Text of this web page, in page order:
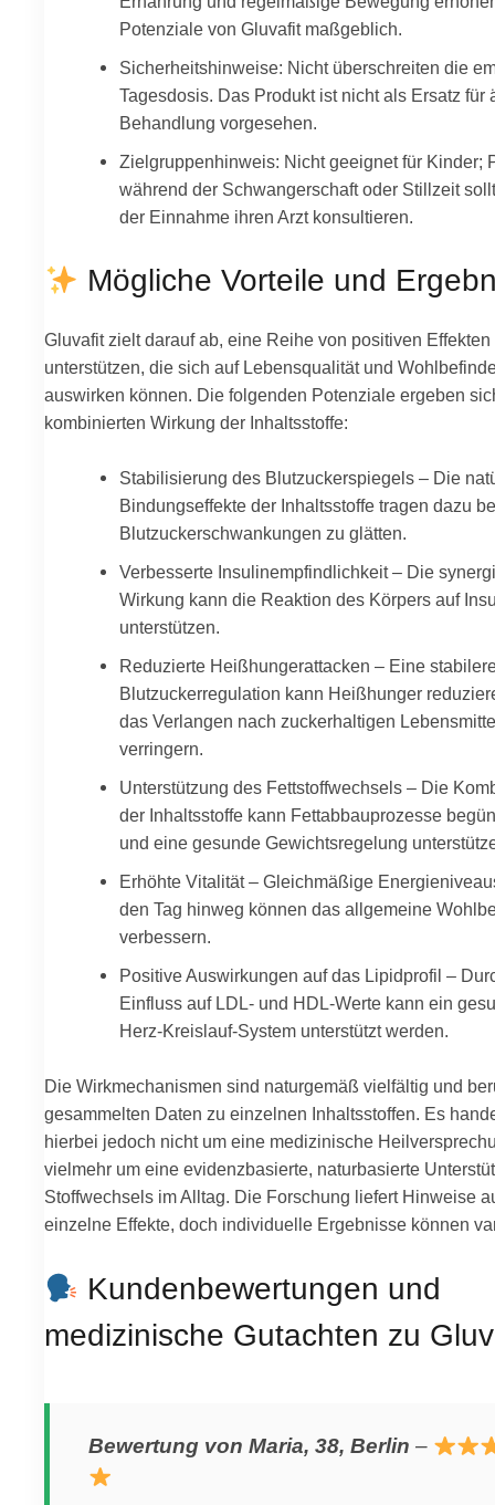
Potenziale von Gluvafit maßgeblich.
Sicherheitshinweise: Nicht überschreiten die
Tagesdosis. Das Produkt ist nicht als Ersatz für
Behandlung vorgesehen.
Zielgruppenhinweis: Nicht geeignet für Kinder;
während der Schwangerschaft oder Stillzeit
der Einnahme ihren Arzt konsultieren.
Mögliche Vorteile und
Gluvafit zielt darauf ab, eine Reihe von positiven Effekten
unterstützen, die sich auf Lebensqualität und
auswirken können. Die folgenden Potenziale ergeben
kombinierten Wirkung der Inhaltsstoffe:
Stabilisierung des Blutzuckerspiegels – Die
Bindungseffekte der Inhaltsstoffe tragen dazu
Blutzuckerschwankungen zu glätten.
Verbesserte Insulinempfindlichkeit – Die
Wirkung kann die Reaktion des Körpers auf
unterstützen.
Reduzierte Heißhungerattacken – Eine
Blutzuckerregulation kann Heißhunger
das Verlangen nach zuckerhaltigen
verringern.
Unterstützung des Fettstoffwechsels – Die
der Inhaltsstoffe kann Fettabbauprozesse
und eine gesunde Gewichtsregelung
Erhöhte Vitalität – Gleichmäßige
den Tag hinweg können das allgemeine
verbessern.
Positive Auswirkungen auf das Lipidprofil –
Einfluss auf LDL- und HDL-Werte kann ein
Herz-Kreislauf-System unterstützt werden.
Die Wirkmechanismen sind naturgemäß vielfältig und
gesammelten Daten zu einzelnen Inhaltsstoffen. Es
hierbei jedoch nicht um eine medizinische
vielmehr um eine evidenzbasierte, naturbasierte
Stoffwechsels im Alltag. Die Forschung liefert Hinweise
einzelne Effekte, doch individuelle Ergebnisse können
Kundenbewertungen und
medizinische Gutachten zu
Bewertung von Maria, 38, Berlin –